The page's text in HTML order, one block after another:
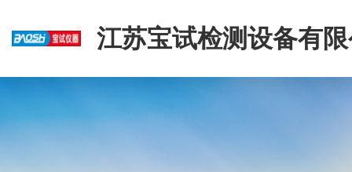
江苏宝试检测设备有